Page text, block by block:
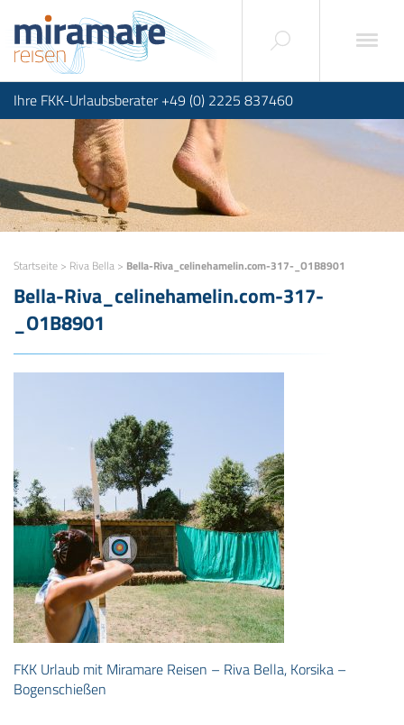
Ihre FKK-Urlaubsberater +49 (0) 2225 837460
Startseite > Riva Bella > Bella-Riva_celinehamelin.com-317-_O1B8901
Bella-Riva_celinehamelin.com-317-
_O1B8901
FKK Urlaub mit Miramare Reisen – Riva Bella, Korsika –
Bogenschießen